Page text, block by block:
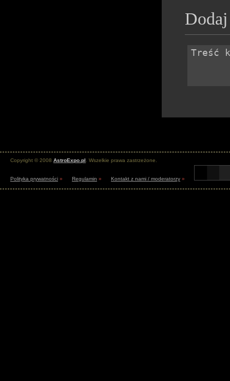
Copyright © 2008 AstroExpo.pl . Wszelkie prawa zastrzeżone.
Polityka prywatności » Regulamin » Kontakt z nami / moderatorzy »